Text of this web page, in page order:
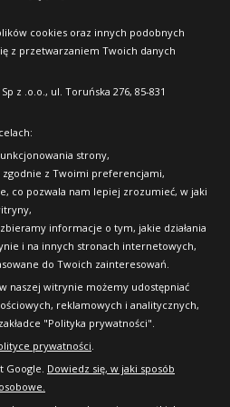
cookies oraz innych podobnych
z przetwarzaniem Twoich danych
z .o.o., ul. Toruńska 276, 85-831
strony,
z Twoimi preferencjami,
co pozwala nam lepiej zrozumieć, w jaki
informacje o tym, jakie działania
i na innych stronach internetowych,
do Twoich zainteresowań.
naszej witrynie możemy udostępniać
reklamowych i analitycznych,
"Polityka prywatności".
prywatności.
Google. Dowiedz się, w jaki sposób